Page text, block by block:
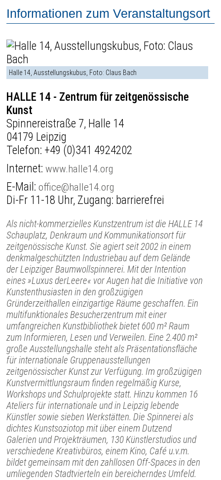
Informationen zum Veranstaltungsort
Halle 14, Ausstellungskubus, Foto: Claus Bach
HALLE 14 - Zentrum für zeitgenössische
Kunst
Spinnereistraße 7, Halle 14
04179 Leipzig
Telefon: +49 (0)341 4924202
Internet:www.halle14.org
E-Mail:office@halle14.org
Di-Fr 11-18 Uhr, Zugang: barrierefrei
Als nicht-kommerzielles Kunstzentrum ist die HALLE 14
Schauplatz, Denkraum und Kommunikationsort für
zeitgenössische Kunst. Sie agiert seit 2002 in einem
denkmalgeschützten Industriebau auf dem Gelände
der Leipziger Baumwollspinnerei. Mit der Intention
eines »Luxus derLeere« vor Augen hat die Initiative von
Kunstenthusiasten in den großzügigen
Gründerzeithallen einzigartige Räume geschaffen. Ein
multifunktionales Besucherzentrum mit einer
umfangreichen Kunstbibliothek bietet 600 m² Raum
zum Informieren, Lesen und Verweilen. Eine 2.400 m²
große Ausstellungshalle steht als Präsentationsfläche
für internationale Gruppenausstellungen
zeitgenössischer Kunst zur Verfügung. Im großzügigen
Kunstvermittlungsraum finden regelmäßig Kurse,
Workshops und Schulprojekte statt. Hinzu kommen 16
Ateliers für internationale und in Leipzig lebende
Künstler sowie sieben Werkstätten. Die Spinnerei als
dichtes Kunstsoziotop mit über einem Dutzend
Galerien und Projekträumen, 130 Künstlerstudios und
verschiedene Kreativbüros, einem Kino, Café u.v.m.
bildet gemeinsam mit den zahllosen Off-Spaces in den
umliegenden Stadtvierteln ein bereicherndes Umfeld.